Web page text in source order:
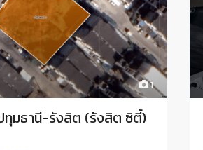
1
ทุมธานี-รังสิต (รังสิต ซิตี้)